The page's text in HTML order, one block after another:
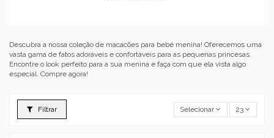
Descubra a nossa coleção de macacões para bebé menina! Oferecemos uma
vasta gama de fatos adoráveis e confortáveis para as pequenas princesas.
Encontre o look perfeito para a sua menina e faça com que ela vista algo
especial. Compre agora!
Filtrar Selecionar 23